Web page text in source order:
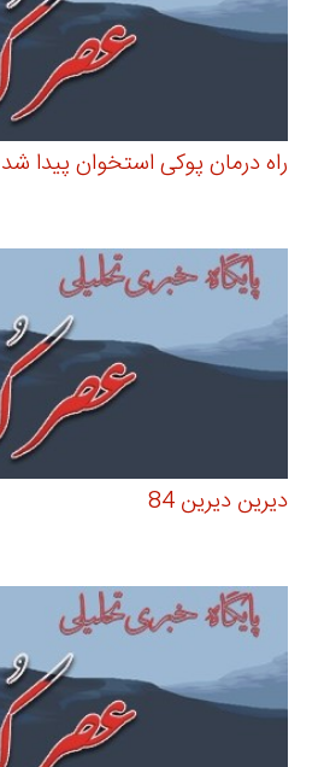
راه درمان پوکی استخوان پیدا شد
دیرین دیرین 84